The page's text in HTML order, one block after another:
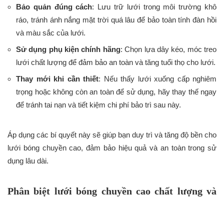
Bảo quản đúng cách: Lưu trữ lưới trong môi trường khô
ráo, tránh ánh nắng mặt trời quá lâu để bảo toàn tính đàn hồi
và màu sắc của lưới.
Sử dụng phụ kiện chính hãng: Chọn lựa dây kéo, móc treo
lưới chất lượng để đảm bảo an toàn và tăng tuổi thọ cho lưới.
Thay mới khi cần thiết: Nếu thấy lưới xuống cấp nghiêm
trọng hoặc không còn an toàn để sử dụng, hãy thay thế ngay
để tránh tai nạn và tiết kiệm chi phí bảo trì sau này.
Áp dụng các bí quyết này sẽ giúp bạn duy trì và tăng độ bền cho
lưới bóng chuyền cao, đảm bảo hiệu quả và an toàn trong sử
dụng lâu dài.
Phân biệt lưới bóng chuyền cao chất lượng và